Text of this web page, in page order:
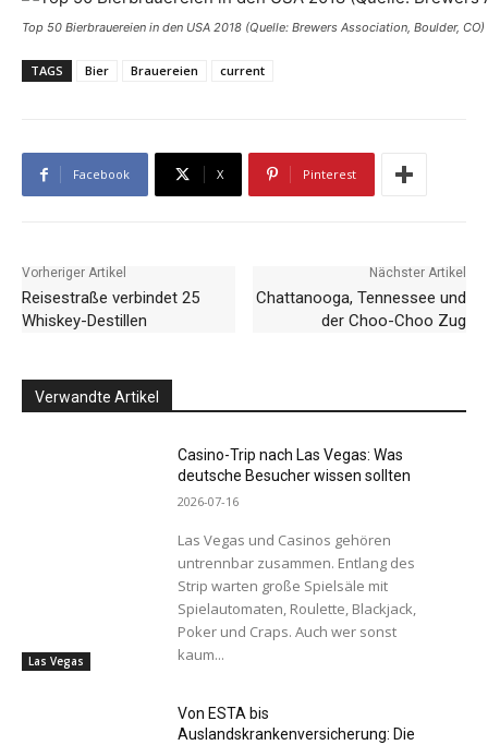
Top 50 Bierbrauereien in den USA 2018 (Quelle: Brewers Association, Boulder, CO)
TAGS Bier Brauereien current
Facebook X Pinterest
Vorheriger Artikel
Reisestraße verbindet 25
Whiskey-Destillen
Nächster Artikel
Chattanooga, Tennessee und
der Choo-Choo Zug
Verwandte Artikel
Las Vegas
Casino-Trip nach Las Vegas: Was
deutsche Besucher wissen sollten
2026-07-16
Las Vegas und Casinos gehören
untrennbar zusammen. Entlang des
Strip warten große Spielsäle mit
Spielautomaten, Roulette, Blackjack,
Poker und Craps. Auch wer sonst
kaum...
Von ESTA bis
Auslandskrankenversicherung: Die